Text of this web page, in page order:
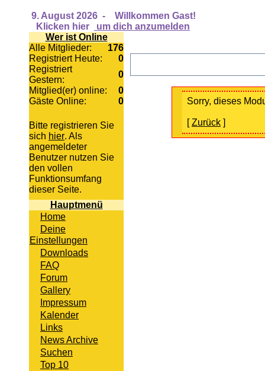
9. August 2026 -
Willkommen Gast!
Klicken hier
um dich anzumelden
Wer ist Online
Alle Mitglieder:
176
Registriert Heute:
0
Registriert
Gestern:
0
Mitglied(er) online:
0
Gäste Online:
0
Bitte registrieren Sie
sich hier. Als
angemeldeter
Benutzer nutzen Sie
den vollen
Funktionsumfang
dieser Seite.
Hauptmenü
Home
Deine
Einstellungen
Downloads
FAQ
Forum
Gallery
Impressum
Kalender
Links
News Archive
Suchen
Top 10
Sorry, dieses
[Zurück ]